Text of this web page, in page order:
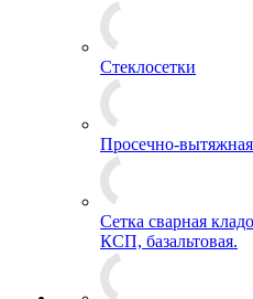
Стеклосетки
Просечно-вытяжная
Сетка сварная
КСП, базальтовая.